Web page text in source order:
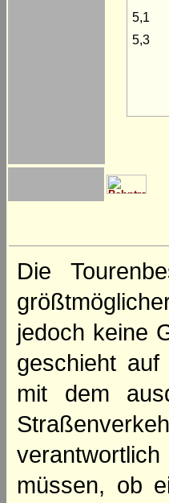
5,1
5,3
Die
jedoch keine
geschieht auf
mit dem
müssen, ob